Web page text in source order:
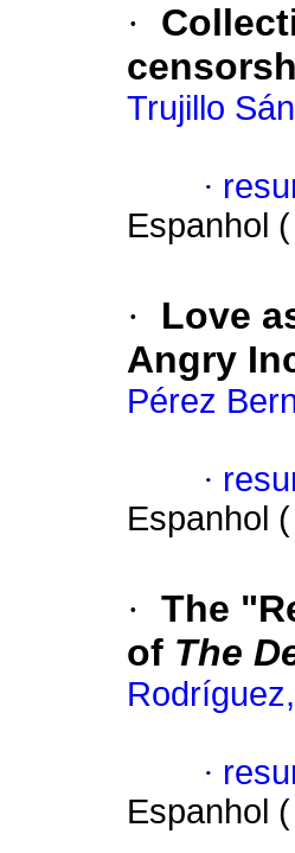
·
Trujillo
·
Espanhol (
·
Love
Angry
Pérez
·
Espanhol (
· The
of The
·
Espanhol (